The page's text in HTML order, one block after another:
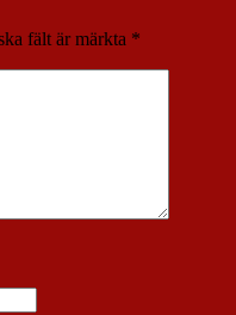
fält är märkta *